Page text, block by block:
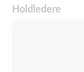
Holdledere